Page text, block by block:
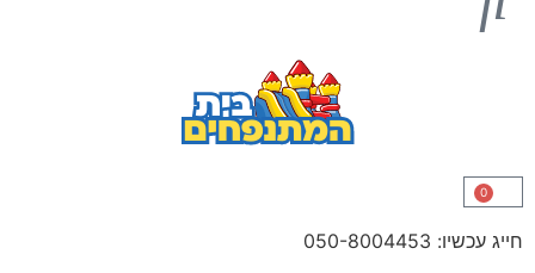
0
חייג עכשיו: 050-8004453